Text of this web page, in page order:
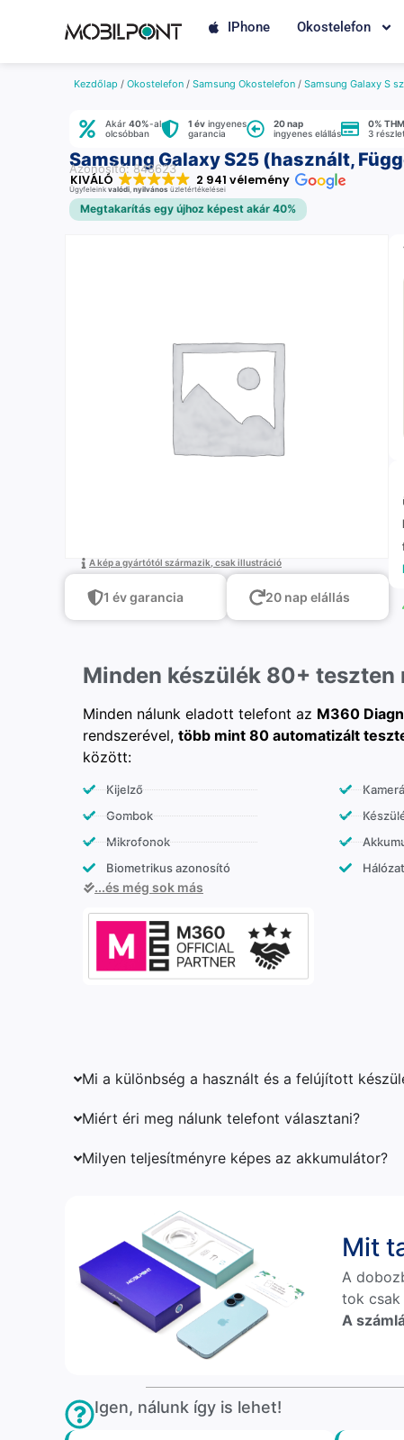
IPhone Okostelefon
Kezdőlap / Okostelefon / Samsung Okostelefon / Samsung Galaxy S
Akár 40%-al
olcsóbban
1 év ingyenes
garancia
20 nap
ingyenes elállás
0% THM
3
Samsung Galaxy S25 (használt,
Azonosító: 848623
KIVÁLÓ 2 941 vélemény
Ügyfeleink valódi, nyilvános üzletértékelései
Megtakarítás egy újhoz képest akár 40%
A kép a gyártótól származik, csak illustráció
1 év garancia 20 nap elállás
Minden készülék 80+ teszten
Minden nálunk eladott telefont az M360
rendszerével, több mint 80 automatizált
között:
Kijelző
Gombok
Mikrofonok
Biometrikus azonosító
...és még sok más
Mi a különbség a használt és a felújított
Miért éri meg nálunk telefont választani?
Milyen teljesítményre képes az akkumulátor?
Mit
A
tok csak
A
Igen, nálunk így is lehet!